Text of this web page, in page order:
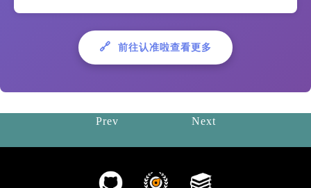
🔗 前往认准啦查看更多
Prev Next